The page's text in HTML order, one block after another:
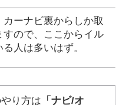
ーナビ裏からしか取
ので、ここからイル
人は多いはず。
り方は 「ナビ/オ